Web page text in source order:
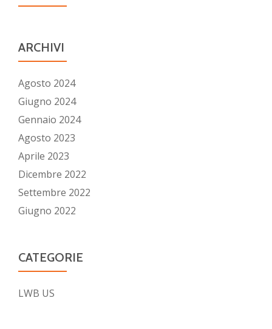
ARCHIVI
Agosto 2024
Giugno 2024
Gennaio 2024
Agosto 2023
Aprile 2023
Dicembre 2022
Settembre 2022
Giugno 2022
CATEGORIE
LWB US